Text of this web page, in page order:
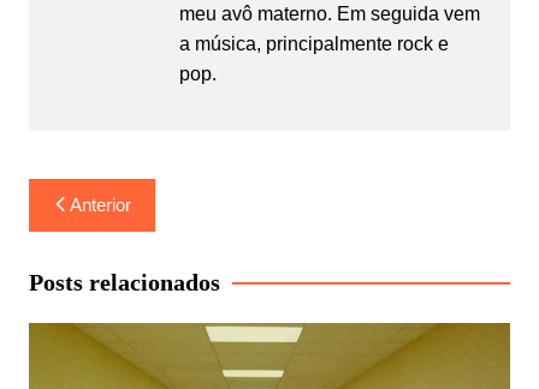
meu avô materno. Em seguida vem
a música, principalmente rock e
pop.
Navegação
de
Post
Anterior
Posts relacionados